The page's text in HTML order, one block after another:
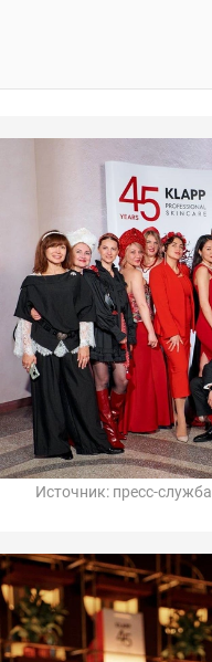
Источник: пресс-служба